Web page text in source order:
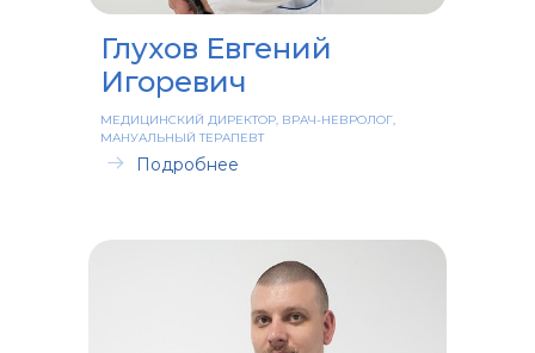
Глухов Евгений
Игоревич
МЕДИЦИНСКИЙ ДИРЕКТОР, ВРАЧ-НЕВРОЛОГ,
МАНУАЛЬНЫЙ ТЕРАПЕВТ
Подробнее